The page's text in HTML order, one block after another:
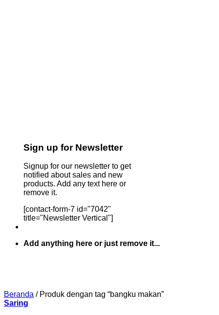
Sign up for Newsletter
Signup for our newsletter to get
notified about sales and new
products. Add any text here or
remove it.
[contact-form-7 id="7042"
title="Newsletter Vertical"]
Add anything here or just remove it...
Beranda /Produk dengan tag “bangku makan”
Saring